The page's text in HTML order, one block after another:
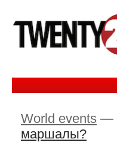
World events —
маршалы?